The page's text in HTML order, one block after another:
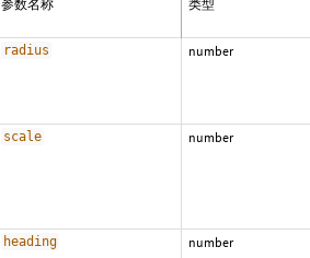
参数名称
类型
radius number
scale number
heading number